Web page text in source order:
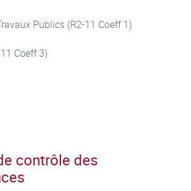
Publics (R2-11 Coeff 1)
Coeff 3)
contrôle des